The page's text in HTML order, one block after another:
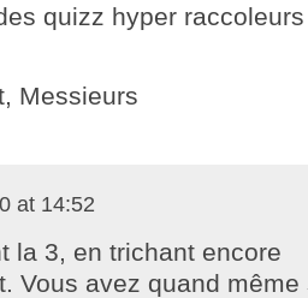
quizz hyper
Messieurs
at 14:52
la 3, en trichant encore
Vous avez quand même